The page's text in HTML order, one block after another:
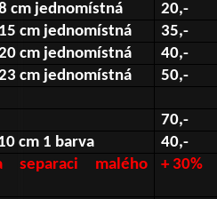
cm jednomístná
20,-
cm jednomístná
35,-
cm jednomístná
40,-
cm jednomístná
50,-
70,-
cm 1 barva
40,-
separaci malého
+ 30%